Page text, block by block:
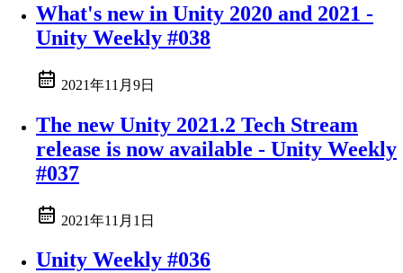
What's new in Unity 2020 and 2021 -
Unity Weekly #038
2021年11月9日
The new Unity 2021.2 Tech Stream
release is now available - Unity Weekly
#037
2021年11月1日
Unity Weekly #036